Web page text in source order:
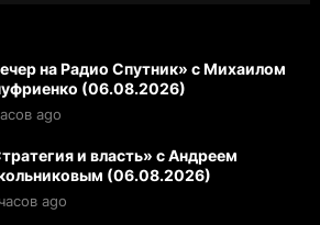
на Радио Спутник» с Михаилом
(06.08.2026)
ago
и власть» с Андреем
(06.08.2026)
ago